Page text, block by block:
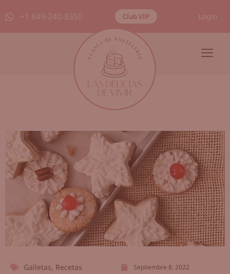
+1 849-240-8350 Club VIP Login
Galletas, Recetas Septiembre 8, 2022